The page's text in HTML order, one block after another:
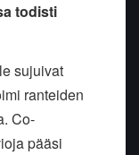
todisti
sujuivat
ranteiden
Co-
pääsi